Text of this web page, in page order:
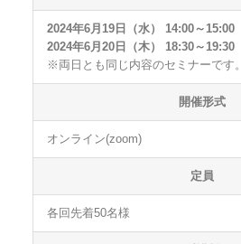
2024年6月19日（水） 14:00～15:00
2024年6月20日（木） 18:30～19:30
※両日とも同じ内容のセミナーです。
開催形式
オンライン(zoom)
定員
各回先着50名様